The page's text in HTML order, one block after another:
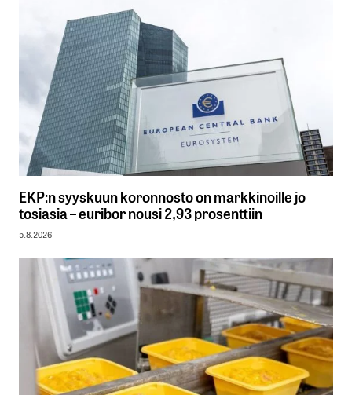
EKP:n syyskuun koronnosto on markkinoille jo
tosiasia – euribor nousi 2,93 prosenttiin
5.8.2026